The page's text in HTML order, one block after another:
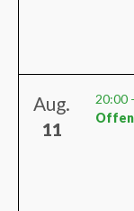
Aug.
11
20:00